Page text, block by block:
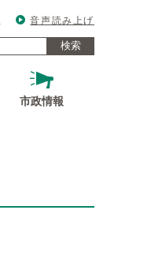
音声読み上げ
検索
市政情報